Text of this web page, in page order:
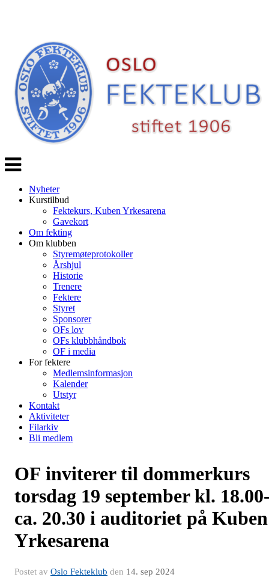
Veksle
navigasjon
Nyheter
Kurstilbud
Fektekurs, Kuben Yrkesarena
Gavekort
Om fekting
Om klubben
Styremøteprotokoller
Årshjul
Historie
Trenere
Fektere
Styret
Sponsorer
OFs lov
OFs klubbhåndbok
OF i media
For fektere
Medlemsinformasjon
Kalender
Utstyr
Kontakt
Aktiviteter
Filarkiv
Bli medlem
OF inviterer til dommerkurs
torsdag 19 september kl.
ca. 20.30 i auditoriet på Kuben
Yrkesarena
Postet av Oslo Fekteklub den 14. sep 2024